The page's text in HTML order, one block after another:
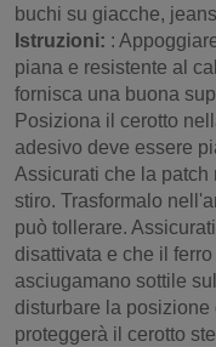
buchi su giacche,
Istruzioni: :
piana e resistente al
fornisca una buona
Posiziona il cerotto
adesivo deve essere
Assicurati che la patch
stiro. Trasformalo
può tollerare.
disattivata e che il
asciugamano sottile
disturbare la posizione
proteggerà il cerotto